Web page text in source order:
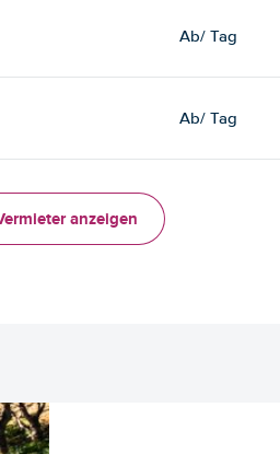
Ab/ Tag
Ab/ Tag
anzeigen